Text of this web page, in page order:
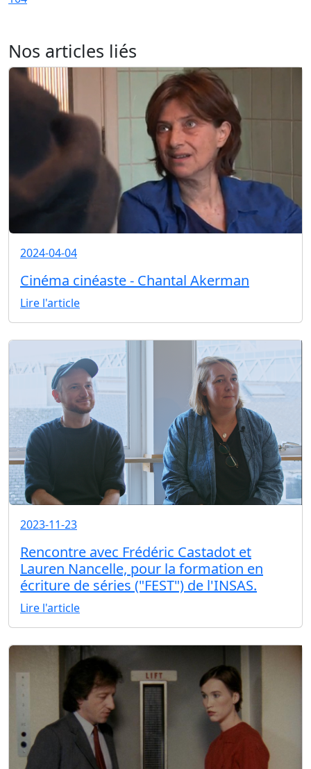
Nos articles liés
2024-04-04
Cinéma cinéaste - Chantal Akerman
Lire l'article
2023-11-23
Rencontre avec Frédéric Castadot et
Lauren Nancelle, pour la formation en
écriture de séries ("FEST") de l'INSAS.
Lire l'article